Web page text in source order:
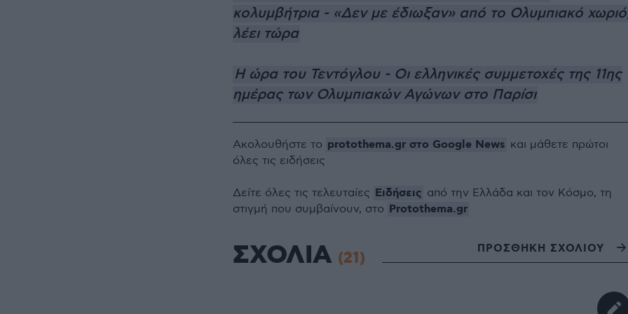
κολυμβήτρια - «Δεν με έδιωξαν» από το Ολυμπιακό
λέει τώρα
Η ώρα του Τεντόγλου - Οι ελληνικές συμμετοχές της 11ης
ημέρας των Ολυμπιακών Αγώνων στο Παρίσι
Ακολουθήστε το protothema.gr στο Google News και μάθετε πρώτοι
όλες τις ειδήσεις
Δείτε όλες τις τελευταίες Ειδήσεις από την Ελλάδα και τον Κόσμο, τη
στιγμή που συμβαίνουν, στο Protothema.gr
ΣΧΟΛΙΑ (21) ΠΡΟΣΘΗΚΗ ΣΧΟΛΙΟΥ